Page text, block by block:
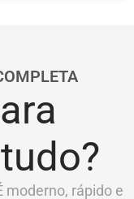
moderno, rápido e